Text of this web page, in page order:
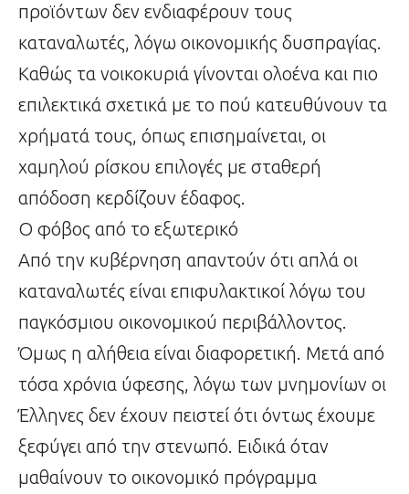
προϊόντων δεν ενδιαφέρουν τους
καταναλωτές, λόγω οικονομικής δυσπραγίας.
Καθώς τα νοικοκυριά γίνονται ολοένα και πιο
επιλεκτικά σχετικά με το πού κατευθύνουν τα
χρήματά τους, όπως επισημαίνεται, οι
χαμηλού ρίσκου επιλογές με σταθερή
απόδοση κερδίζουν έδαφος.
Ο φόβος από το εξωτερικό
Από την κυβέρνηση απαντούν ότι απλά οι
καταναλωτές είναι επιφυλακτικοί λόγω του
παγκόσμιου οικονομικού περιβάλλοντος.
Όμως η αλήθεια είναι διαφορετική. Μετά από
τόσα χρόνια ύφεσης, λόγω των μνημονίων οι
Έλληνες δεν έχουν πειστεί ότι όντως έχουμε
ξεφύγει από την στενωπό. Ειδικά όταν
μαθαίνουν το οικονομικό πρόγραμμα